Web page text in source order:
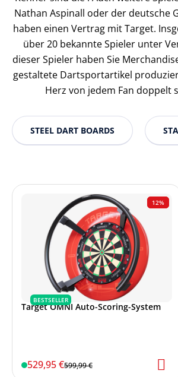
Nathan Aspinall oder der deutsche
haben einen Vertrag mit Target.
über 20 bekannte Spieler unter
dieser Spieler haben Sie
gestaltete Dartsportartikel
Herz von jedem Fan doppelt
STEEL DART BOARDS
12%
BESTSELLER
Target OMNI Auto-Scoring-System
529,95 €599,99 €